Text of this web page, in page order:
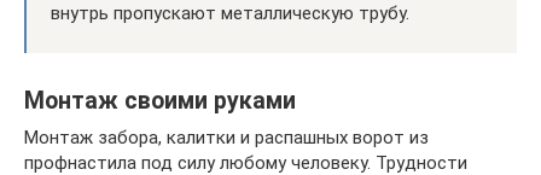
внутрь пропускают металлическую трубу.
Монтаж своими руками
Монтаж забора, калитки и распашных ворот из
профнастила под силу любому человеку. Трудности